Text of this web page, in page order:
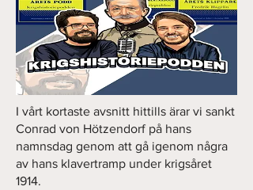
I vårt kortaste avsnitt hittills ärar vi sankt
Conrad von Hötzendorf på hans
namnsdag genom att gå igenom några
av hans klavertramp under krigsåret
1914.